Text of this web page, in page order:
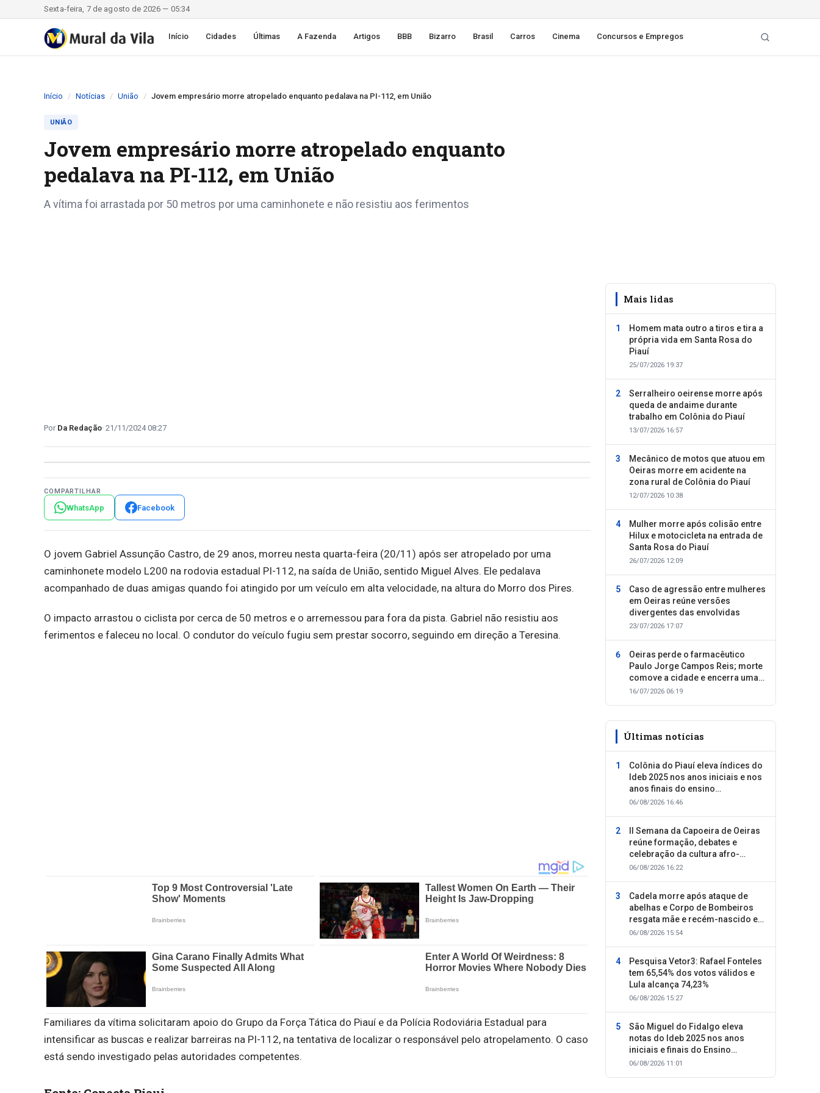
Sexta-feira, 7 de agosto de 2026 — 05:34
Início Cidades Últimas A Fazenda Artigos BBB Bizarro Brasil Carros Cinema Concursos e Empregos
Início Notícias União Jovem empresário morre atropelado enquanto pedalava na PI-112, em União
UNIÃO
Jovem empresário morre atropelado enquanto
pedalava na PI-112, em União
A vítima foi arrastada por 50 metros por uma caminhonete e não resistiu aos ferimentos
Da Redação 21/11/2024 08:27
COMPARTILHAR
WhatsApp Facebook
O jovem Gabriel Assunção Castro, de 29 anos, morreu nesta quarta-feira (20/11) após ser atropelado por uma
caminhonete modelo L200 na rodovia estadual PI-112, na saída de União, sentido Miguel Alves. Ele pedalava
acompanhado de duas amigas quando foi atingido por um veículo em alta velocidade, na altura do Morro dos Pires.
O impacto arrastou o ciclista por cerca de 50 metros e o arremessou para fora da pista. Gabriel não resistiu aos
ferimentos e faleceu no local. O condutor do veículo fugiu sem prestar socorro, seguindo em direção a Teresina.
Familiares da vítima solicitaram apoio do Grupo da Força Tática do Piauí e da Polícia Rodoviária Estadual para
intensificar as buscas e realizar barreiras na PI-112, na tentativa de localizar o responsável pelo atropelamento. O caso
está sendo investigado pelas autoridades competentes.
Mais lidas
Homem mata outro a tiros e tira a
própria vida em Santa Rosa do
Piauí
25/07/2026 19:37
Serralheiro oeirense morre após
queda de andaime durante
trabalho em Colônia do Piauí
13/07/2026 16:57
Mecânico de motos que atuou em
Oeiras morre em acidente na
zona rural de Colônia do Piauí
12/07/2026 10:38
Mulher morre após colisão entre
Hilux e motocicleta na entrada de
Santa Rosa do Piauí
26/07/2026 12:09
Caso de agressão entre mulheres
em Oeiras reúne versões
divergentes das envolvidas
23/07/2026 17:07
Oeiras perde o farmacêutico
Paulo Jorge Campos Reis; morte
comove a cidade e encerra uma
trajetória dedicada ao cuidado
16/07/2026 06:19
Últimas notícias
Colônia do Piauí eleva índices do
Ideb 2025 nos anos iniciais e nos
anos finais do ensino
fundamental
06/08/2026 16:46
II Semana da Capoeira de Oeiras
reúne formação, debates e
celebração da cultura afro-
brasileira
06/08/2026 16:22
Cadela morre após ataque de
abelhas e Corpo de Bombeiros
resgata mãe e recém-nascido em
Oeiras
06/08/2026 15:54
Pesquisa Vetor3: Rafael Fonteles
tem 65,54% dos votos válidos e
Lula alcança 74,23%
06/08/2026 15:27
São Miguel do Fidalgo eleva
notas do Ideb 2025 nos anos
iniciais e finais do Ensino
Fundamental
06/08/2026 11:01